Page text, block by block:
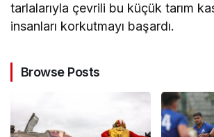
tarlalarıyla çevrili bu küçük tarım
insanları korkutmayı başardı.
Browse Posts